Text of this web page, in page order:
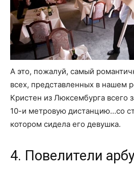
А это, пожалуй, самый
всех, представленных в нашем
Кристен из Люксембурга всего
10-и метровую дистанцию…со
котором сидела его девушка.
4. Повелители